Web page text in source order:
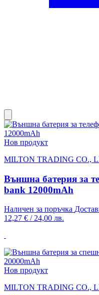
Нов продукт
MILTON TRADING CO.,
Външна батерия за
bank 12000mAh
Наличен за поръчка
12,27 € / 24,00 лв.
Нов продукт
MILTON TRADING CO.,